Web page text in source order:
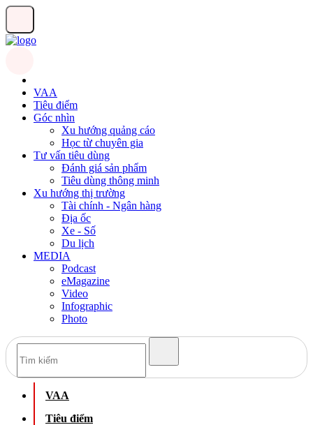
VAA
Tiêu điểm
Góc nhìn
Xu hướng quảng cáo
Học từ chuyên gia
Tư vấn tiêu dùng
Đánh giá sản phẩm
Tiêu dùng thông minh
Xu hướng thị trường
Tài chính - Ngân hàng
Địa ốc
Xe - Số
Du lịch
MEDIA
Podcast
eMagazine
Video
Infographic
Photo
VAA
Tiêu điểm